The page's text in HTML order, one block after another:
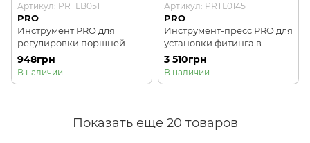
Артикул: PRTLB051
PRO
Инструмент PRO для
регулировки поршней
тормозов
948грн
В наличии
Артикул: PRTL0145
PRO
Инструмент-пресс PRO для
установки фитинга в
гидролинию
3 510грн
В наличии
Показать еще 20 товаров